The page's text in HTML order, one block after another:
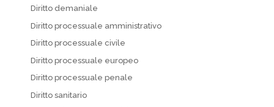
Diritto demaniale
Diritto processuale amministrativo
Diritto processuale civile
Diritto processuale europeo
Diritto processuale penale
Diritto sanitario